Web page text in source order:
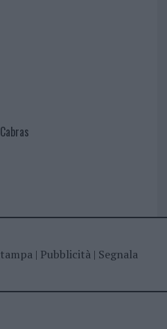
| Pubblicità| Segnala